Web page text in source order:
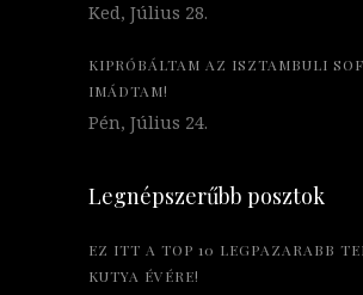
Ked, Július 28.
KIPRÓBÁLTAM AZ ISZTAMBULI
IMÁDTAM!
Pén, Július 24.
Legnépszerűbb posztok
EZ ITT A TOP 10 LEGPAZARABB
KUTYA ÉVÉRE!